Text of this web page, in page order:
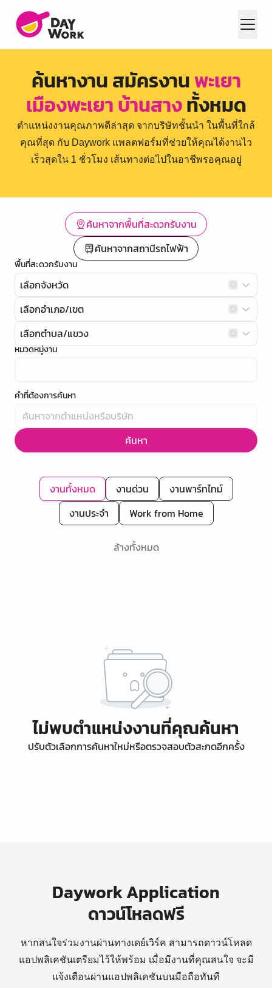
ค้นหางาน สมัครงานพะเยา
เมืองพะเยา บ้านสางทั้งหมด
ตำแหน่งงานคุณภาพดีล่าสุด จากบริษัทชั้นนำ ในพื้นที่ใกล้
คุณที่สุด กับ Daywork แพลตฟอร์มที่ช่วยให้คุณได้งานไว
เร็วสุดใน 1 ชั่วโมง เส้นทางต่อไปในอาชีพรอคุณอยู่
ค้นหาจากพื้นที่สะดวกรับงาน
ค้นหาจากสถานีรถไฟฟ้า
พื้นที่สะดวกรับงาน
เลือกจังหวัด
เลือกอำเภอ/เขต
เลือกตำบล/แขวง
หมวดหมู่งาน
คำที่ต้องการค้นหา
ค้นหา
งานทั้งหมด งานด่วน
งานพาร์ทไทม์
งานประจำ
Work from Home
ล้างทั้งหมด
ไม่พบตำแหน่งงานที่คุณค้นหา
ปรับตัวเลือกการค้นหาใหม่หรือตรวจสอบตัวสะกดอีกครั้ง
Daywork Application
ดาวน์โหลดฟรี
หากสนใจร่วมงานผ่านทางเดย์เวิร์ค สามารถดาวน์โหลด
แอปพลิเคชันเตรียมไว้ให้พร้อม เมื่อมีงานที่คุณสนใจ จะมี
แจ้งเตือนผ่านแอปพลิเคชันบนมือถือทันที